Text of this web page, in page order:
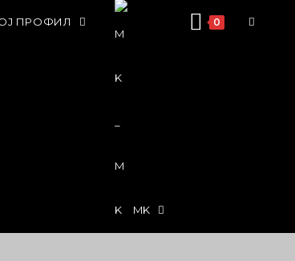
ПРОФИЛ
MK
0